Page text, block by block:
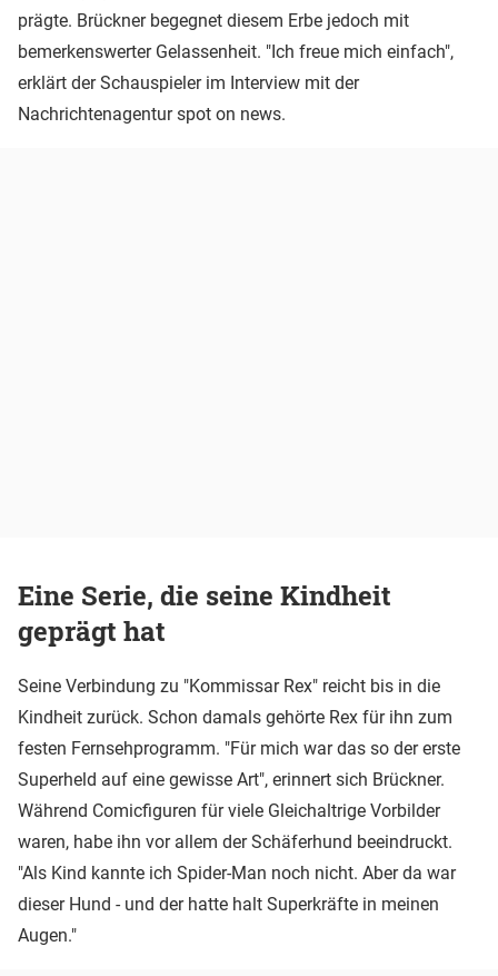
prägte. Brückner begegnet diesem Erbe jedoch mit
bemerkenswerter Gelassenheit. "Ich freue mich einfach",
erklärt der Schauspieler im Interview mit der
Nachrichtenagentur spot on news.
Eine Serie, die seine Kindheit
geprägt hat
Seine Verbindung zu "Kommissar Rex" reicht bis in die
Kindheit zurück. Schon damals gehörte Rex für ihn zum
festen Fernsehprogramm. "Für mich war das so der erste
Superheld auf eine gewisse Art", erinnert sich Brückner.
Während Comicfiguren für viele Gleichaltrige Vorbilder
waren, habe ihn vor allem der Schäferhund beeindruckt.
"Als Kind kannte ich Spider-Man noch nicht. Aber da war
dieser Hund - und der hatte halt Superkräfte in meinen
Augen."